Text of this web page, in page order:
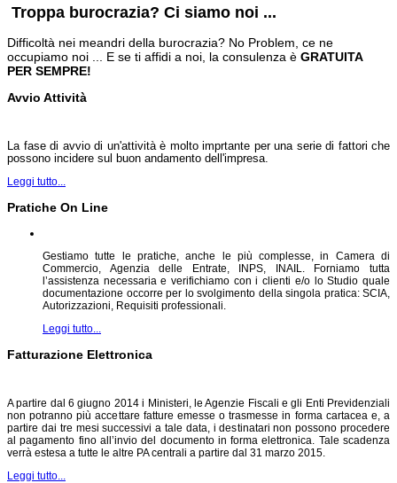
Troppa burocrazia? Ci siamo noi ...
Difficoltà nei meandri della burocrazia? No Problem, ce ne
occupiamo noi ... E se ti affidi a noi, la consulenza è GRATUITA
PER SEMPRE!
Avvio Attività
La fase di avvio di un'attività è molto imprtante per una serie di fattori che
possono incidere sul buon andamento dell'impresa.
Leggi tutto...
Pratiche On Line
Gestiamo tutte le pratiche, anche le più complesse, in Camera di
Commercio, Agenzia delle Entrate, INPS, INAIL. Forniamo tutta
l’assistenza necessaria e verifichiamo con i clienti e/o lo Studio quale
documentazione occorre per lo svolgimento della singola pratica: SCIA,
Autorizzazioni, Requisiti professionali.
Leggi tutto...
Fatturazione Elettronica
A partire dal 6 giugno 2014 i Ministeri, le Agenzie Fiscali e gli Enti Previdenziali
non potranno più accettare fatture emesse o trasmesse in forma cartacea e, a
partire dai tre mesi successivi a tale data, i destinatari non possono procedere
al pagamento fino all’invio del documento in forma elettronica. Tale scadenza
verrà estesa a tutte le altre PA centrali a partire dal 31 marzo 2015.
Leggi tutto...